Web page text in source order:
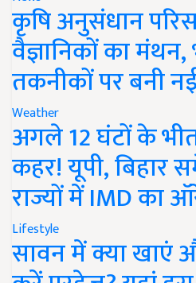
कृषि अनुसंधान
वैज्ञानिकों का
तकनीकों पर बनी
Weather
अगले 12 घंटों के
कहर! यूपी, बिहार
राज्यों में IMD का
Lifestyle
सावन में क्या खाएं